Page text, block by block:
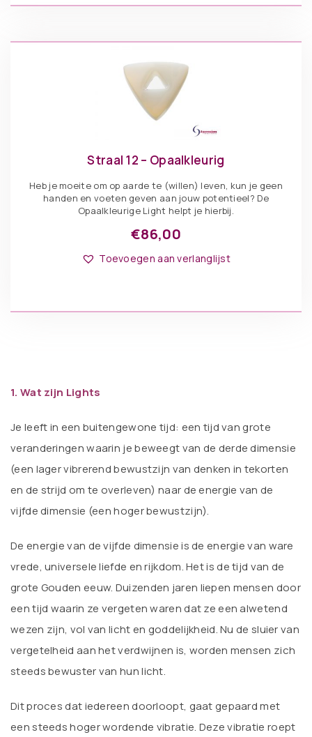
Straal 12 – Opaalkleurig
Heb je moeite om op aarde te (willen) leven, kun je geen
handen en voeten geven aan jouw potentieel? De
Opaalkleurige Light helpt je hierbij.
€86,00
Toevoegen aan verlanglijst
1. Wat zijn Lights
Je leeft in een buitengewone tijd: een tijd van grote
veranderingen waarin je beweegt van de derde dimensie
(een lager vibrerend bewustzijn van denken in tekorten
en de strijd om te overleven) naar de energie van de
vijfde dimensie (een hoger bewustzijn).
De energie van de vijfde dimensie is de energie van ware
vrede, universele liefde en rijkdom. Het is de tijd van de
grote Gouden eeuw. Duizenden jaren liepen mensen door
een tijd waarin ze vergeten waren dat ze een alwetend
wezen zijn, vol van licht en goddelijkheid. Nu de sluier van
vergetelheid aan het verdwijnen is, worden mensen zich
steeds bewuster van hun licht.
Dit proces dat iedereen doorloopt, gaat gepaard met
een steeds hoger wordende vibratie. Deze vibratie roept